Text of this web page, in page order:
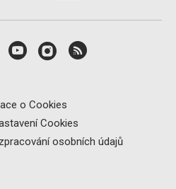
o Cookies
Cookies
osobních údajů